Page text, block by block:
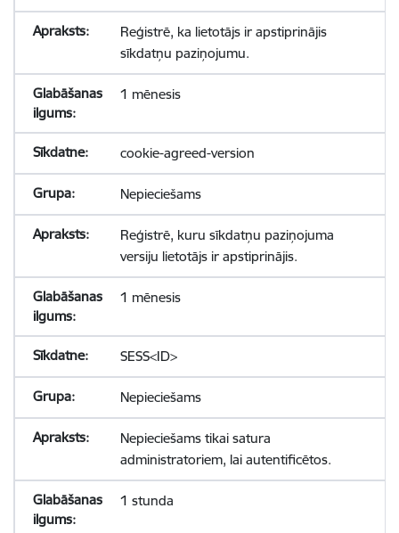
Reģistrē, ka lietotājs ir apstiprinājis
sīkdatņu paziņojumu.
1 mēnesis
cookie-agreed-version
Nepieciešams
Reģistrē, kuru sīkdatņu paziņojuma
versiju lietotājs ir apstiprinājis.
1 mēnesis
SESS<ID>
Nepieciešams
Nepieciešams tikai satura
administratoriem, lai autentificētos.
1 stunda